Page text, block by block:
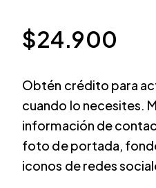
$24.900
Obtén crédito para
cuando lo necesites.
información de
foto de portada,
iconos de redes